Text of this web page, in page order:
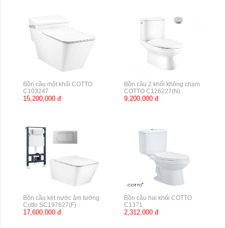
Bồn cầu một khối COTTO
C103247
15,200,000 đ
Bồn cầu 2 khối không chạm
COTTO C126227(N)
9,200,000 đ
Bồn cầu két nước âm tường
Cotto SC197627(F)
17,600,000 đ
Bồn cầu hai khối COTTO
C1371
2,312,000 đ